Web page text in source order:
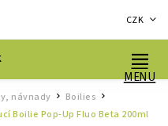
CZK
návnady Boilies /
Boilie Pop-Up Fluo Beta 200ml